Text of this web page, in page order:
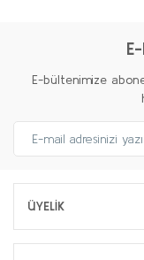
E-bültenimize
ÜYELİK